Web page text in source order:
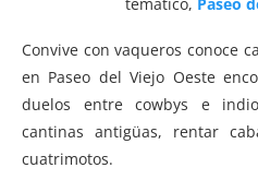
Convive con vaqueros conoce
en Paseo del Viejo Oeste
duelos entre cowbys e
cantinas antigüas, rentar
cuatrimotos.